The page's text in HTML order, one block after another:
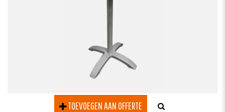
TOEVOEGEN AAN OFFERTE